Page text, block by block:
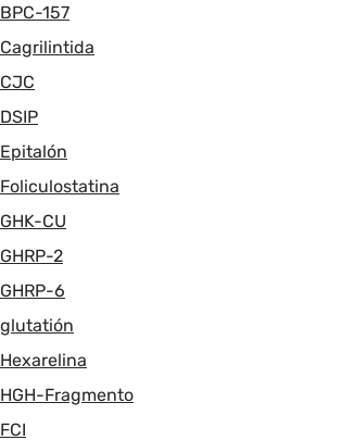
BPC-157
Cagrilintida
CJC
DSIP
Epitalón
Foliculostatina
GHK-CU
GHRP-2
GHRP-6
glutatión
Hexarelina
HGH-Fragmento
FCI